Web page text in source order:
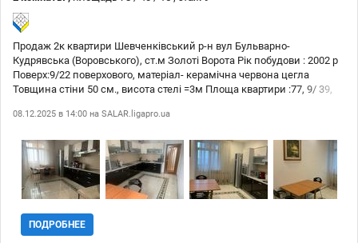
Продаж 2к квартири Шевченківський р-н вул Бульварно-
Кудрявська (Воровського), ст.м Золоті Ворота Рік побудови : 2002 р
Поверх:9/22 поверхового, матеріал- керамічна червона цегла
Товщина стіни 50 см., висота стелі =3м Площа квартири :77, 9/ 39,
кімнати, 2 лоджії заскленні вихід з кухні та спальні Ремонт ,
покупця Закрита територія, охорона , відеонагляд Інфратсруктура:
садочоки , школи, магазини, банки, салони, спортклуби, кавярні
Метро «Золоті ворота»-10хвилин., парки, сквери , зони відпочинку
Ціна 199.000$ Телефонуйте та поїхали дивитися Код: 88
08.12.2025 в 14:00 на SALAR.ligapro.ua
ПОДРОБНЕЕ